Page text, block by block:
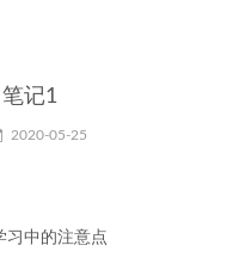
记1
2020-05-25
习中的注意点